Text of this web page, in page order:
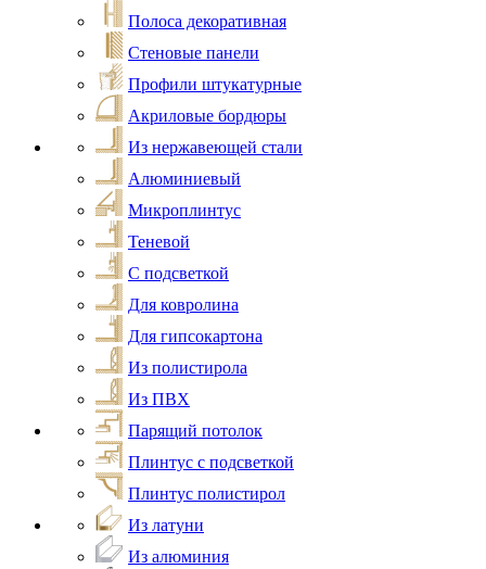
Полоса декоративная
Стеновые панели
Профили штукатурные
Акриловые бордюры
Из нержавеющей стали
Алюминиевый
Микроплинтус
Теневой
С подсветкой
Для ковролина
Для гипсокартона
Из полистирола
Из ПВХ
Парящий потолок
Плинтус с подсветкой
Плинтус полистирол
Из латуни
Из алюминия